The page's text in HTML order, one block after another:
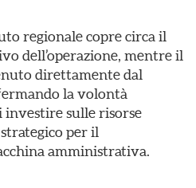
regionale copre circa il
dell’operazione, mentre il
direttamente dal
la volontà
investire sulle risorse
per il
amministrativa.